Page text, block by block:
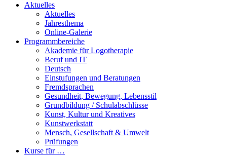
Aktuelles
Aktuelles
Jahresthema
Online-Galerie
Programmbereiche
Akademie für Logotherapie
Beruf und IT
Deutsch
Einstufungen und Beratungen
Fremdsprachen
Gesundheit, Bewegung, Lebensstil
Grundbildung / Schulabschlüsse
Kunst, Kultur und Kreatives
Kunstwerkstatt
Mensch, Gesellschaft & Umwelt
Prüfungen
Kurse für …